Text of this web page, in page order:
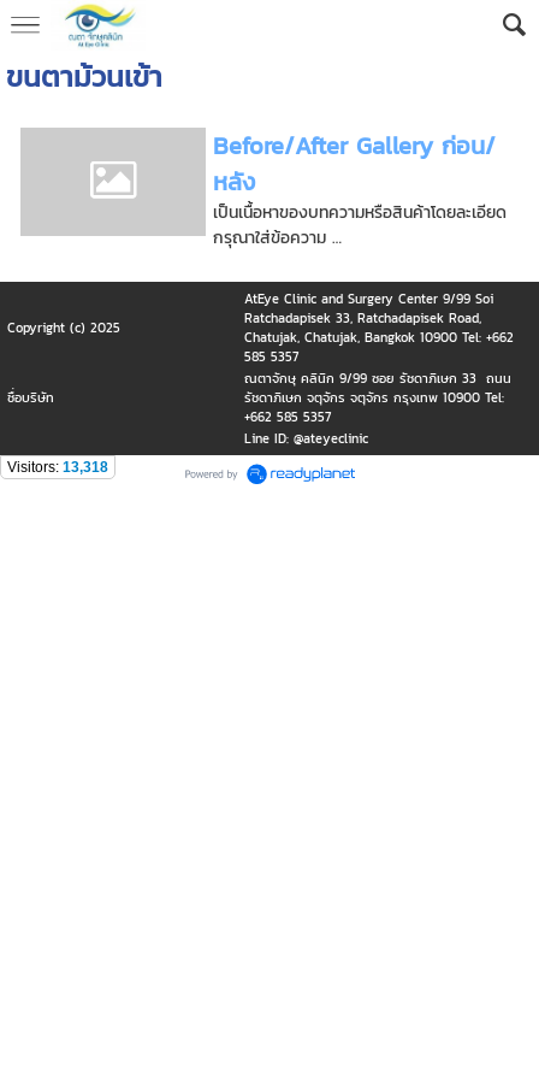
ขนตาม้วนเข้า
Before/After Gallery ก่อน/
หลัง
เป็นเนื้อหาของบทความหรือสินค้าโดยละเอียด
กรุณาใส่ข้อความ …
Copyright (c) 2025
AtEye Clinic and Surgery Center 9/99 Soi
Ratchadapisek 33, Ratchadapisek Road,
Chatujak, Chatujak, Bangkok 10900 Tel: +662
585 5357
ชื่อบริษัท
ณตาจักษุ คลินิก 9/99 ซอย รัชดาภิเษก 33 ถนน
รัชดาภิเษก จตุจักร จตุจักร กรุงเทพ 10900 Tel:
+662 585 5357
Line ID: @ateyeclinic
Visitors: 13,318